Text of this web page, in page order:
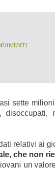
sette
relativi ai
che non
un